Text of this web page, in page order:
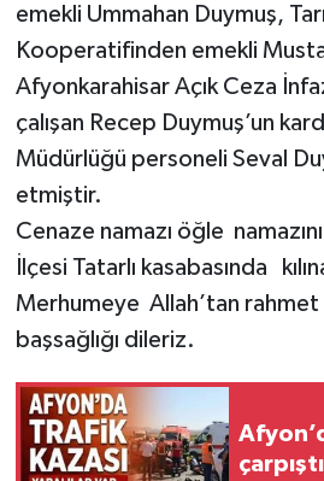
emekli Ummahan Duymuş,
Kooperatifinden emekli
Afyonkarahisar Açık Ceza
çalışan Recep Duymuş’un
Müdürlüğü personeli Seval
etmiştir.
Cenaze namazı öğle
İlçesi Tatarlı kasabasında
Merhumeye Allah’tan rahmet
başsağlığı dileriz.
çarpıştı